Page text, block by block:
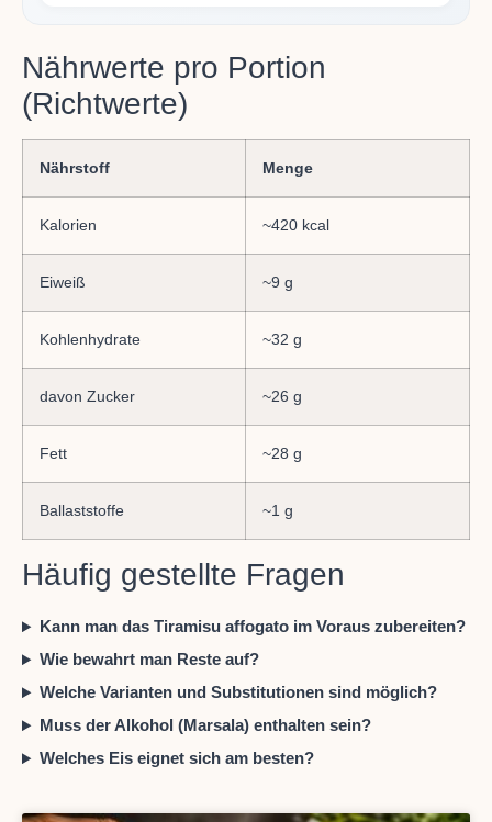
Nährwerte pro Portion
(Richtwerte)
Nährstoff Menge
Kalorien ~420 kcal
Eiweiß ~9 g
Kohlenhydrate ~32 g
davon Zucker ~26 g
Fett ~28 g
Ballaststoffe ~1 g
Häufig gestellte Fragen
Kann man das Tiramisu affogato im Voraus zubereiten?
Wie bewahrt man Reste auf?
Welche Varianten und Substitutionen sind möglich?
Muss der Alkohol (Marsala) enthalten sein?
Welches Eis eignet sich am besten?